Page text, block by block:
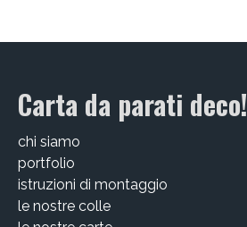
Alessandro Bulgini
Chen Li
Enrico T. De Paris
Carta da parati deco!
chi siamo
portfolio
istruzioni di montaggio
le nostre colle